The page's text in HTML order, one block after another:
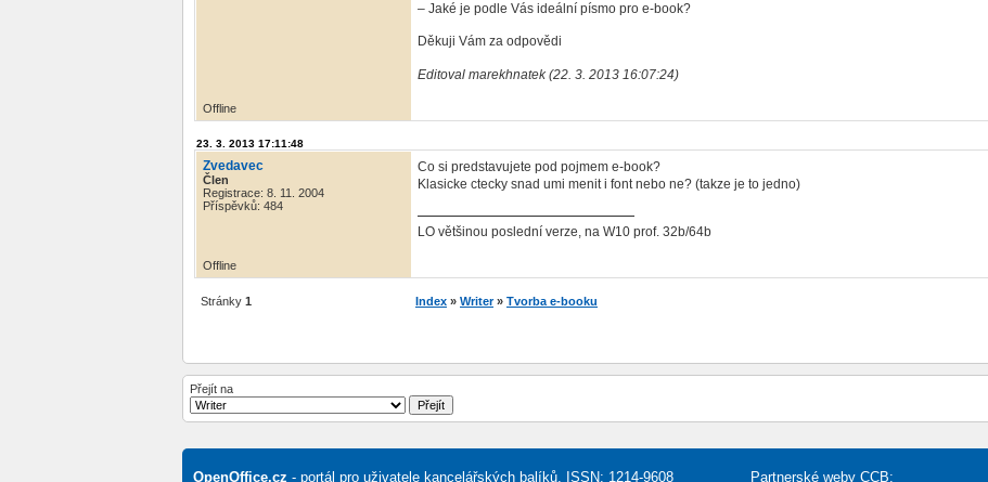
– Jaké je podle Vás ideální písmo pro e-book?
Děkuji Vám za odpovědi
Editoval marekhnatek (22. 3. 2013 16:07:24)
Offline
23. 3. 2013 17:11:48
Zvedavec
Člen
Registrace: 8. 11. 2004
Příspěvků: 484
Co si predstavujete pod pojmem e-book?
Klasicke ctecky snad umi menit i font nebo ne? (takze je to jedno)
LO většinou poslední verze, na W10 prof. 32b/64b
Offline
Stránky 1 Index » Writer » Tvorba e-booku
Přejít na
OpenOffice.cz - portál pro uživatele kancelářských balíků, ISSN: 1214-9608 Partnerské weby CCB: